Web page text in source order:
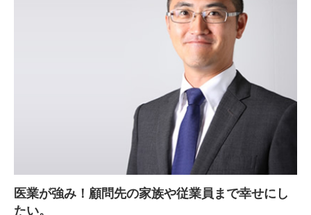
医業が強み！顧問先の家族や従業員まで幸せにし
たい。